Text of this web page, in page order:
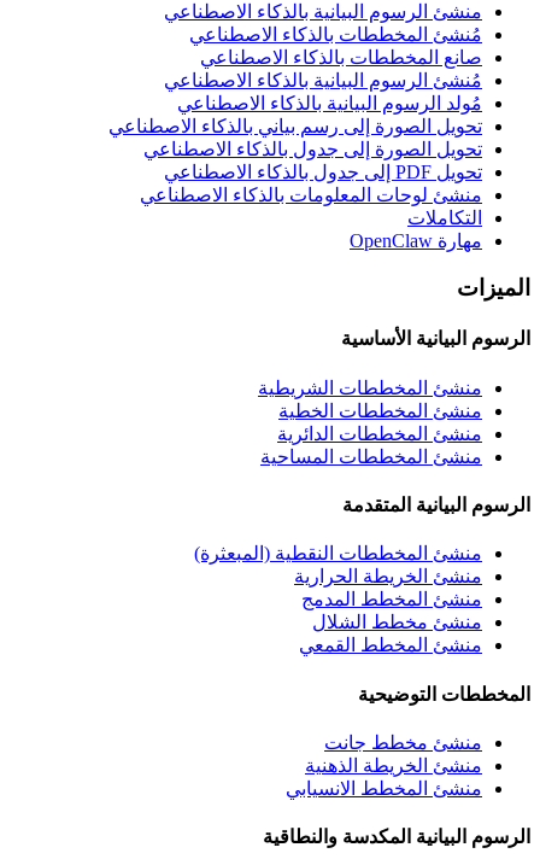
منشئ الرسوم البيانية بالذكاء الاصطناعي
مُنشئ المخططات بالذكاء الاصطناعي
صانع المخططات بالذكاء الاصطناعي
مُنشئ الرسوم البيانية بالذكاء الاصطناعي
مُولد الرسوم البيانية بالذكاء الاصطناعي
تحويل الصورة إلى رسم بياني بالذكاء الاصطناعي
تحويل الصورة إلى جدول بالذكاء الاصطناعي
تحويل PDF إلى جدول بالذكاء الاصطناعي
منشئ لوحات المعلومات بالذكاء الاصطناعي
التكاملات
مهارة OpenClaw
الميزات
الرسوم البيانية الأساسية
منشئ المخططات الشريطية
منشئ المخططات الخطية
منشئ المخططات الدائرية
منشئ المخططات المساحية
الرسوم البيانية المتقدمة
منشئ المخططات النقطية (المبعثرة)
منشئ الخريطة الحرارية
منشئ المخطط المدمج
منشئ مخطط الشلال
منشئ المخطط القمعي
المخططات التوضيحية
منشئ مخطط جانت
منشئ الخريطة الذهنية
منشئ المخطط الانسيابي
الرسوم البيانية المكدسة والنطاقية